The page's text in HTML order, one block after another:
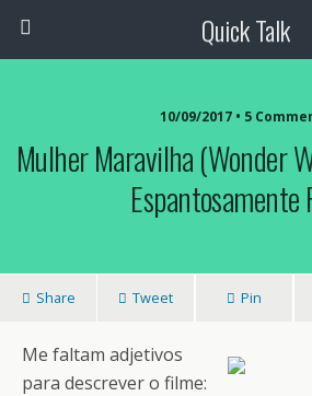
Quick Talk
10/09/2017 • 5
Mulher Maravilha (Wonder
Espantosamente
Share Tweet Pin
Me faltam adjetivos
para descrever o filme: